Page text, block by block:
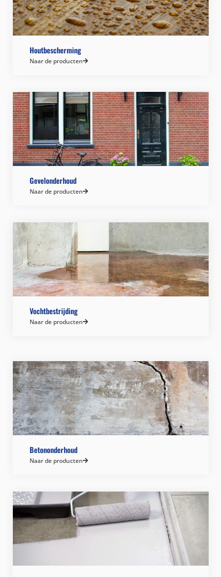
Houtbescherming
Naar de producten
Gevelonderhoud
Naar de producten
Vochtbestrijding
Naar de producten
Betononderhoud
Naar de producten